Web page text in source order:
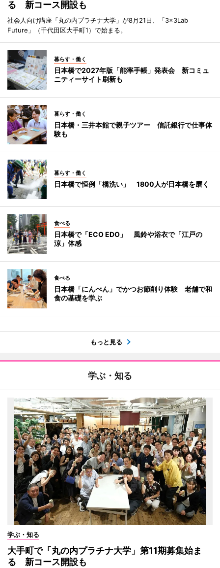
る 新コース開設も
社会人向け講座「丸の内プラチナ大学」が8月21日、「3×3Lab
Future」（千代田区大手町1）で始まる。
暮らす・働く
日本橋で2027年版「能率手帳」発表会 新コミュ
ニティーサイト刷新も
暮らす・働く
日本橋・三井本館で親子ツアー 信託銀行で仕事体
験も
暮らす・働く
日本橋で恒例「橋洗い」 1800人が日本橋を磨く
食べる
日本橋で「ECO EDO」 風鈴や浴衣で「江戸の
涼」体感
食べる
日本橋「にんべん」でかつお節削り体験 老舗で和
食の基礎を学ぶ
もっと見る
学ぶ・知る
学ぶ・知る
大手町で「丸の内プラチナ大学」第11期募集始ま
る 新コース開設も